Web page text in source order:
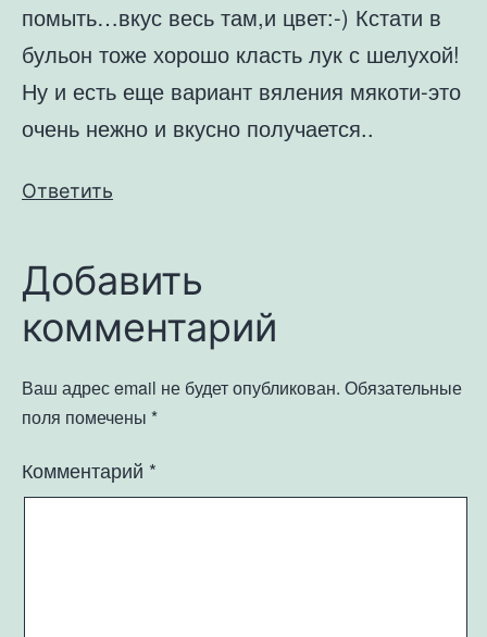
помыть…вкус весь там,и цвет:-) Кстати в
бульон тоже хорошо класть лук с шелухой!
Ну и есть еще вариант вяления мякоти-это
очень нежно и вкусно получается..
Ответить
Добавить
комментарий
Ваш адрес email не будет опубликован. Обязательные
поля помечены *
Комментарий *